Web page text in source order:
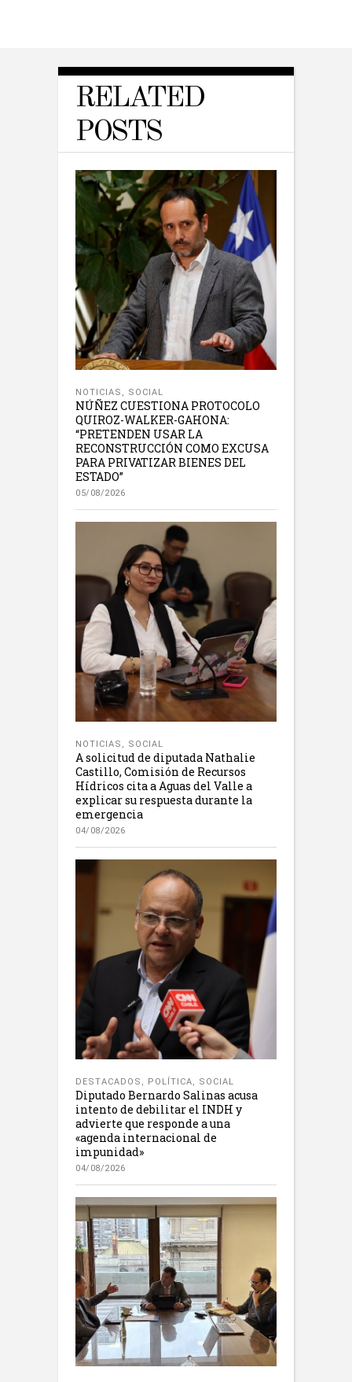
RELATED
POSTS
NOTICIAS , SOCIAL
NÚÑEZ CUESTIONA PROTOCOLO
QUIROZ-WALKER-GAHONA:
“PRETENDEN USAR LA
RECONSTRUCCIÓN COMO EXCUSA
PARA PRIVATIZAR BIENES DEL
ESTADO”
05/08/2026
NOTICIAS , SOCIAL
A solicitud de diputada Nathalie
Castillo, Comisión de Recursos
Hídricos cita a Aguas del Valle a
explicar su respuesta durante la
emergencia
04/08/2026
DESTACADOS , POLÍTICA, SOCIAL
Diputado Bernardo Salinas acusa
intento de debilitar el INDH y
advierte que responde a una
«agenda internacional de
impunidad»
04/08/2026